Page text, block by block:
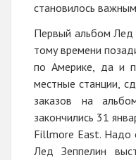
становилось
Первый альбом Лед
тому времени
по Америке, да и
местные станции,
заказов на
закончились 31
Fillmore East. Надо
Лед Зеппелин